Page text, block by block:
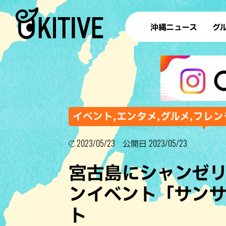
沖縄ニュース グ
ラ
テイ
すし
沖
ステー
その他
イベント,エンタメ,グルメ,フレ
2023/05/23 公開日 2023/05/23
宮古島にシャンゼ
ンイベント「サン
ト